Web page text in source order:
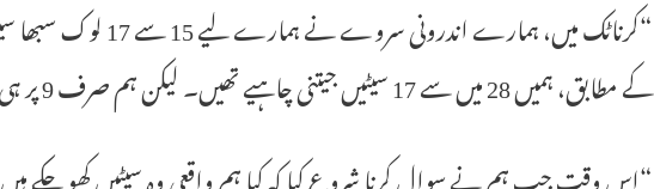
“کرناٹک میں، ہمارے
کے مطابق، ہمیں 28 میں سے 17 سیٹیں جیتنی چاہیے تھیں۔ لیکن ہم صرف 9 پر ہی جیت پائے،” انہوں نے کہا۔
“اس وقت جب ہم نے سوال کرنا شروع کیا کہ کیا ہم واقعی وہ سیٹیں کھو چکے